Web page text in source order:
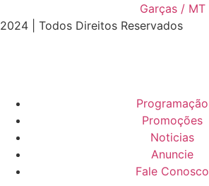
Garças / MT
2024 | Todos Direitos Reservados
Programação
Promoções
Noticias
Anuncie
Fale Conosco